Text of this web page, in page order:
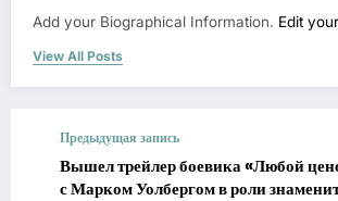
Add your Biographical Information. Edit
View All Posts
Предыдущая запись
Вышел трейлер боевика «Любой
с Марком Уолбергом в роли